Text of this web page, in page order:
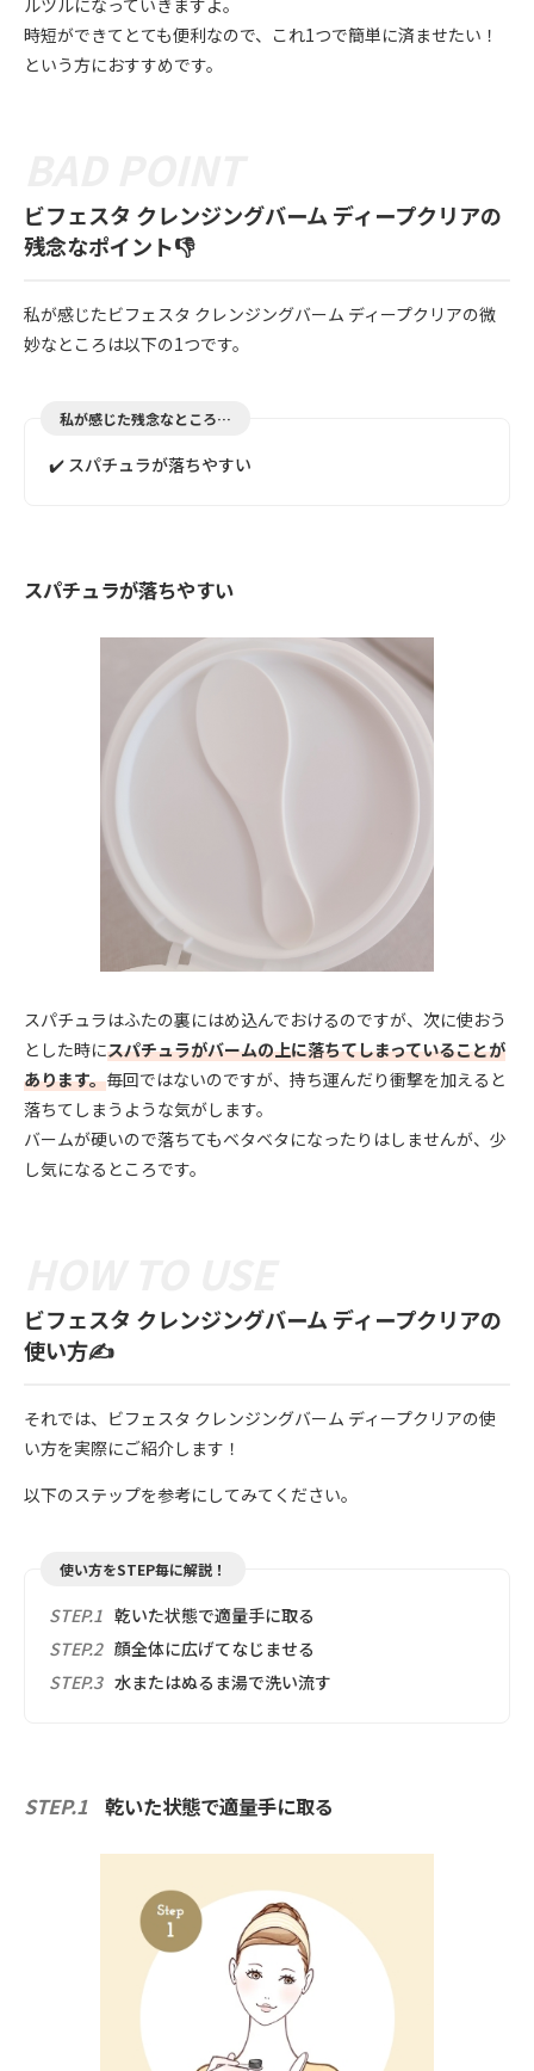
ルツルになっていきますよ。
時短ができてとても便利なので、これ1つで簡単に済ませたい！
という方におすすめです。
ビフェスタ クレンジングバーム ディープクリアの
残念なポイント👎
私が感じたビフェスタ クレンジングバーム ディープクリアの微
妙なところは以下の1つです。
私が感じた残念なところ…
✔️ スパチュラが落ちやすい
スパチュラが落ちやすい
スパチュラはふたの裏にはめ込んでおけるのですが、次に使おう
とした時にスパチュラがバームの上に落ちてしまっていることが
あります。毎回ではないのですが、持ち運んだり衝撃を加えると
落ちてしまうような気がします。
バームが硬いので落ちてもベタベタになったりはしませんが、少
し気になるところです。
ビフェスタ クレンジングバーム ディープクリアの
使い方✍️
それでは、ビフェスタ クレンジングバーム ディープクリアの使
い方を実際にご紹介します！
以下のステップを参考にしてみてください。
使い方をSTEP毎に解説！
STEP.1 乾いた状態で適量手に取る
STEP.2 顔全体に広げてなじませる
STEP.3 水またはぬるま湯で洗い流す
STEP.1 乾いた状態で適量手に取る